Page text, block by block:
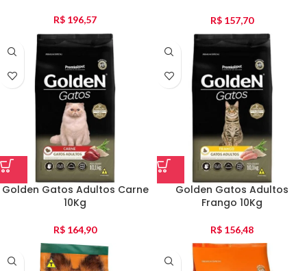
R$ 196,57 R$ 157,70
Golden Gatos Adultos Carne
10Kg
R$ 164,90
Golden Gatos Adultos
Frango 10Kg
R$ 156,48